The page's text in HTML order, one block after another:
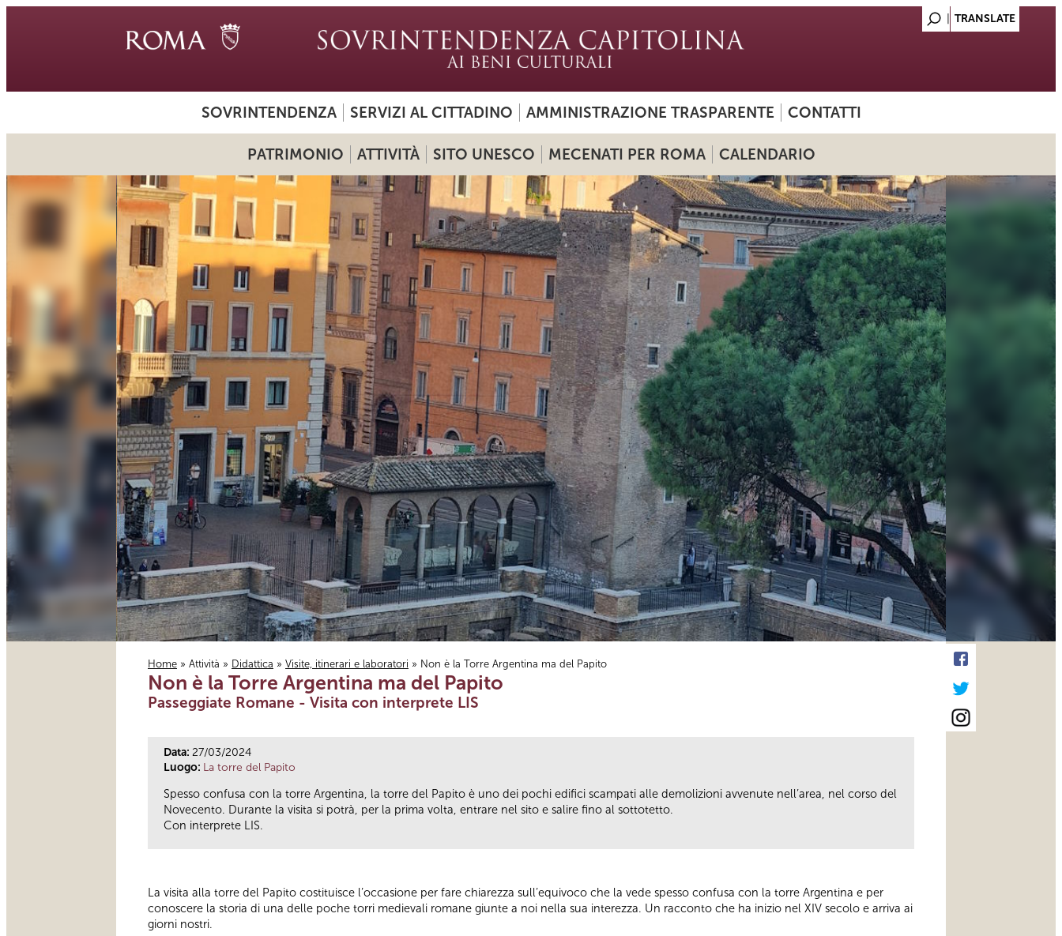
SOVRINTENDENZA SERVIZI AL CITTADINO AMMINISTRAZIONE TRASPARENTE CONTATTI
PATRIMONIO ATTIVITÀ SITO UNESCO MECENATI PER ROMA CALENDARIO
Tu sei qui
Home » Attività » Didattica » Visite, itinerari e laboratori » Non è la Torre Argentina ma del Papito
Non è la Torre Argentina ma del Papito
Passeggiate Romane - Visita con interprete LIS
Data: 27/03/2024
Luogo: La torre del Papito
Spesso confusa con la torre Argentina, la torre del Papito è uno dei pochi edifici scampati alle demolizioni avvenute nell’area, nel corso del
Novecento. Durante la visita si potrà, per la prima volta, entrare nel sito e salire fino al sottotetto.
Con interprete LIS.
La visita alla torre del Papito costituisce l’occasione per fare chiarezza sull’equivoco che la vede spesso confusa con la torre Argentina e per
conoscere la storia di una delle poche torri medievali romane giunte a noi nella sua interezza. Un racconto che ha inizio nel XIV secolo e arriva ai
giorni nostri.